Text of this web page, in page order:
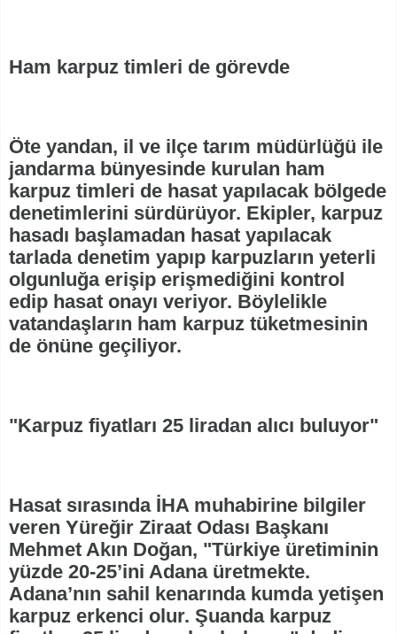
Ham karpuz timleri de görevde
Öte yandan, il ve ilçe tarım müdürlüğü ile
jandarma bünyesinde kurulan ham
karpuz timleri de hasat yapılacak bölgede
denetimlerini sürdürüyor. Ekipler, karpuz
hasadı başlamadan hasat yapılacak
tarlada denetim yapıp karpuzların yeterli
olgunluğa erişip erişmediğini kontrol
edip hasat onayı veriyor. Böylelikle
vatandaşların ham karpuz tüketmesinin
de önüne geçiliyor.
"Karpuz fiyatları 25 liradan alıcı buluyor"
Hasat sırasında İHA muhabirine bilgiler
veren Yüreğir Ziraat Odası Başkanı
Mehmet Akın Doğan, "Türkiye üretiminin
yüzde 20-25’ini Adana üretmekte.
Adana’nın sahil kenarında kumda yetişen
karpuz erkenci olur. Şuanda karpuz